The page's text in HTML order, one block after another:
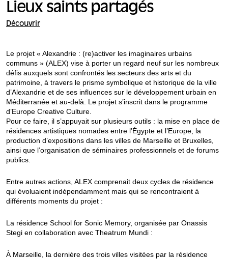
Lieux saints partagés
Découvrir
Le projet « Alexandrie : (re)activer les imaginaires urbains
communs » (ALEX) vise à porter un regard neuf sur les nombreux
défis auxquels sont confrontés les secteurs des arts et du
patrimoine, à travers le prisme symbolique et historique de la ville
d’Alexandrie et de ses influences sur le développement urbain en
Méditerranée et au-delà. Le projet s’inscrit dans le programme
d’Europe Creative Culture.
Pour ce faire, il s’appuyait sur plusieurs outils : la mise en place de
résidences artistiques nomades entre l’Égypte et l’Europe, la
production d’expositions dans les villes de Marseille et Bruxelles,
ainsi que l’organisation de séminaires professionnels et de forums
publics.
Entre autres actions, ALEX comprenait deux cycles de résidence
qui évoluaient indépendamment mais qui se rencontraient à
différents moments du projet :
La résidence School for Sonic Memory, organisée par Onassis
Stegi en collaboration avec Theatrum Mundi :
À Marseille, la dernière des trois villes visitées par la résidence